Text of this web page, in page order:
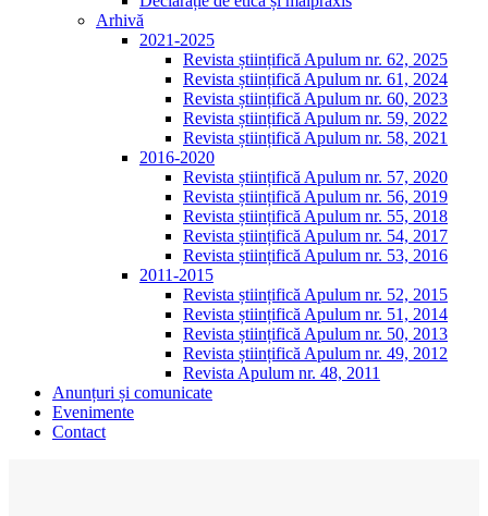
Arhivă
2021-2025
Revista științifică Apulum nr. 62, 2025
Revista științifică Apulum nr. 61, 2024
Revista științifică Apulum nr. 60, 2023
Revista științifică Apulum nr. 59, 2022
Revista științifică Apulum nr. 58, 2021
2016-2020
Revista științifică Apulum nr. 57, 2020
Revista științifică Apulum nr. 56, 2019
Revista științifică Apulum nr. 55, 2018
Revista științifică Apulum nr. 54, 2017
Revista științifică Apulum nr. 53, 2016
2011-2015
Revista științifică Apulum nr. 52, 2015
Revista științifică Apulum nr. 51, 2014
Revista științifică Apulum nr. 50, 2013
Revista științifică Apulum nr. 49, 2012
Revista Apulum nr. 48, 2011
Anunțuri și comunicate
Evenimente
Contact